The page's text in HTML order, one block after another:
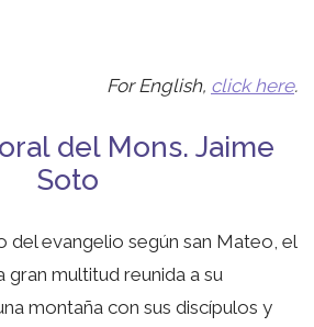
For English, click here.
del Mons. Jaime
Soto
del evangelio según san Mateo, el
gran multitud reunida a su
montaña con sus discípulos y